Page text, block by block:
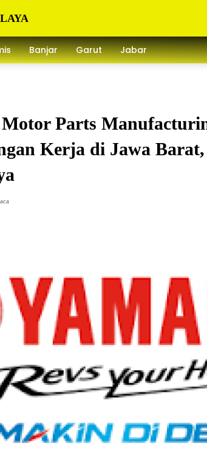
Banjar Garut Jabar
Parts
Kerja di Jawa